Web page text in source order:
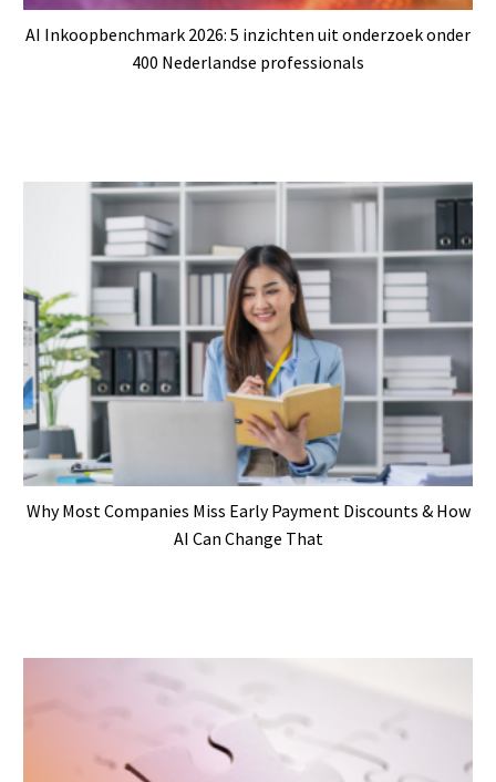
AI Inkoopbenchmark 2026: 5 inzichten uit onderzoek onder
400 Nederlandse professionals
Why Most Companies Miss Early Payment Discounts & How
AI Can Change That